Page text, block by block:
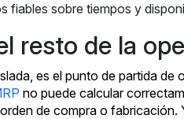
fiables sobre tiempos y
resto de la
es el punto de partida de
no puede calcular
de compra o fabricación.